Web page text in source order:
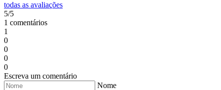
todas as avaliações
5/5
1 comentários
1
0
0
0
0
Escreva um comentário
Nome